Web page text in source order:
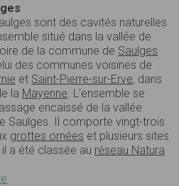
sont des cavités naturelles
situé dans la vallée de
de la commune de Saulges
des communes voisines de
et Saint-Pierre-sur-Erve, dans
la Mayenne . L'ensemble se
encaissé de la vallée
Saulges. Il comporte vingt-trois
grottes ornées et plusieurs sites
il a été classée au réseau Natura